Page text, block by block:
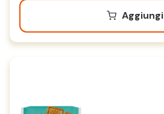
Aggiungi